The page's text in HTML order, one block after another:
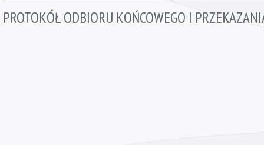
PROTOKÓŁ ODBIORU KOŃCOWEGO I